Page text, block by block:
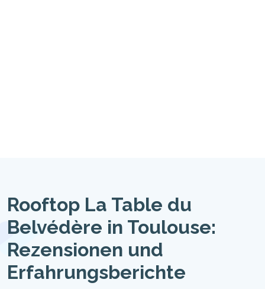
Rooftop La Table du
Belvédère in Toulouse:
Rezensionen und
Erfahrungsberichte